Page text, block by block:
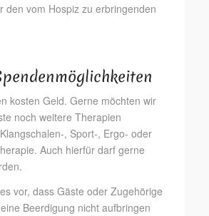
den vom Hospiz zu erbringenden
kosten Geld. Gerne möchten wir
noch weitere Therapien
, Sport-, Ergo- oder
Auch hierfür darf gerne
vor, dass Gäste oder Zugehörige
Beerdigung nicht aufbringen